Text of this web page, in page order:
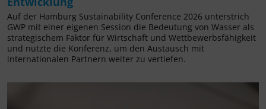
Auf der Hamburg Sustainability Conference 2026 unterstrich
GWP mit einer eigenen Session die Bedeutung von Wasser als
strategischem Faktor für Wirtschaft und Wettbewerbsfähigkeit
und nutzte die Konferenz, um den Austausch mit
internationalen Partnern weiter zu vertiefen.